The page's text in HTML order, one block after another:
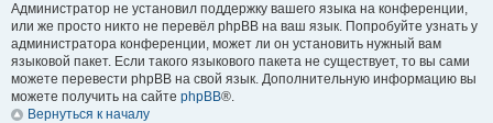
Администратор не установил поддержку вашего языка на конференции,
или же просто никто не перевёл phpBB на ваш язык. Попробуйте узнать у
администратора конференции, может ли он установить нужный вам
языковой пакет. Если такого языкового пакета не существует, то вы сами
можете перевести phpBB на свой язык. Дополнительную информацию вы
можете получить на сайте phpBB®.
Вернуться к началу